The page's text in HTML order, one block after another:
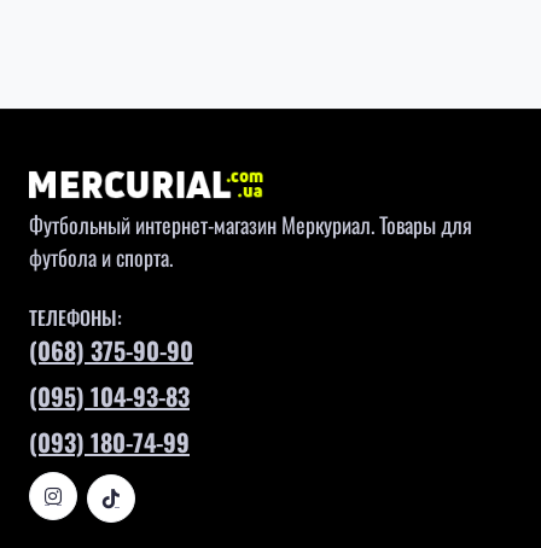
Футбольный интернет-магазин Меркуриал. Товары для
футбола и спорта.
ТЕЛЕФОНЫ:
(068) 375-90-90
(095) 104-93-83
(093) 180-74-99